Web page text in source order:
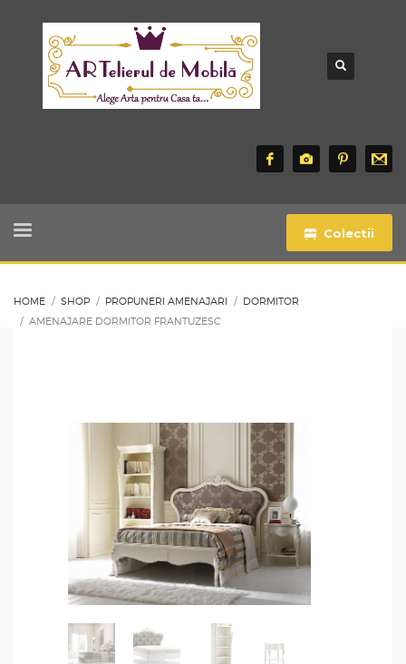
Colectii
HOME SHOP PROPUNERI AMENAJARI
DORMITOR
AMENAJARE DORMITOR FRANTUZESC